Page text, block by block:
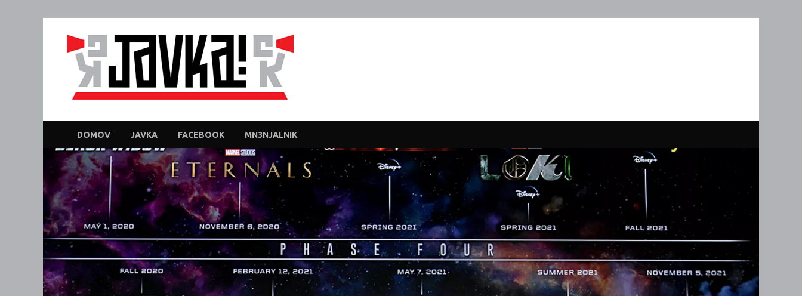
DOMOV JAVKA FACEBOOK MN3NJALNIK